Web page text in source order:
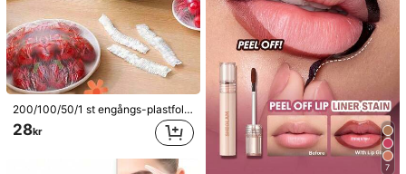
200/100/50/1 st engångs-plastfolieskydd för mat, duschmunstycksskydd, multifunktionella engångs-krympväskor, engångsskoskydd, förtjockad plastfilm för köket, skydd för matförvaring i kylskåp, elastiska stretchskydd, för daglig användning
28kr
7